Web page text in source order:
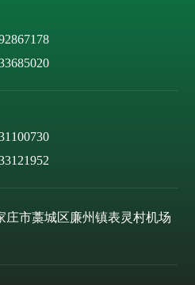
庄市藁城区廉州镇表灵村机场